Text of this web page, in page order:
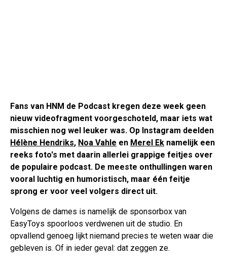
Fans van HNM de Podcast kregen deze week geen
nieuw videofragment voorgeschoteld, maar iets wat
misschien nog wel leuker was. Op Instagram deelden
Hélène Hendriks, Noa Vahle en Merel Ek namelijk een
reeks foto's met daarin allerlei grappige feitjes over
de populaire podcast. De meeste onthullingen waren
vooral luchtig en humoristisch, maar één feitje
sprong er voor veel volgers direct uit.
Volgens de dames is namelijk de sponsorbox van
EasyToys spoorloos verdwenen uit de studio. En
opvallend genoeg lijkt niemand precies te weten waar die
gebleven is. Of in ieder geval: dat zeggen ze.